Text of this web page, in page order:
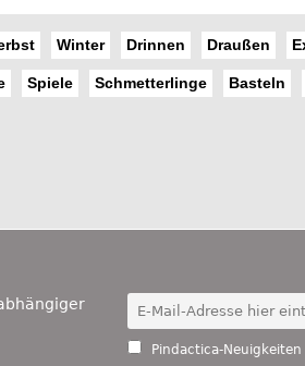
Winter Drinnen Draußen
Spiele Schmetterlinge Basteln
Pindactica-